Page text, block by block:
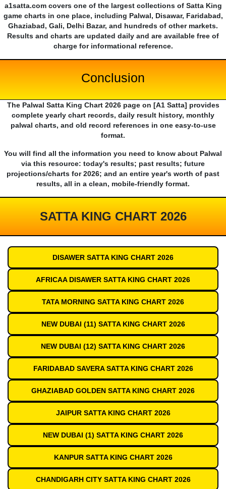
a1satta.com covers one of the largest collections of Satta King
game charts in one place, including Palwal, Disawar, Faridabad,
Ghaziabad, Gali, Delhi Bazar, and hundreds of other markets.
Results and charts are updated daily and are available free of
charge for informational reference.
Conclusion
The Palwal Satta King Chart 2026 page on [A1 Satta] provides
complete yearly chart records, daily result history, monthly
palwal charts, and old record references in one easy-to-use
format.
You will find all the information you need to know about Palwal
via this resource: today's results; past results; future
projections/charts for 2026; and an entire year's worth of past
results, all in a clean, mobile-friendly format.
SATTA KING CHART 2026
DISAWER SATTA KING CHART 2026
AFRICAA DISAWER SATTA KING CHART 2026
TATA MORNING SATTA KING CHART 2026
NEW DUBAI (11) SATTA KING CHART 2026
NEW DUBAI (12) SATTA KING CHART 2026
FARIDABAD SAVERA SATTA KING CHART 2026
GHAZIABAD GOLDEN SATTA KING CHART 2026
JAIPUR SATTA KING CHART 2026
NEW DUBAI (1) SATTA KING CHART 2026
KANPUR SATTA KING CHART 2026
CHANDIGARH CITY SATTA KING CHART 2026